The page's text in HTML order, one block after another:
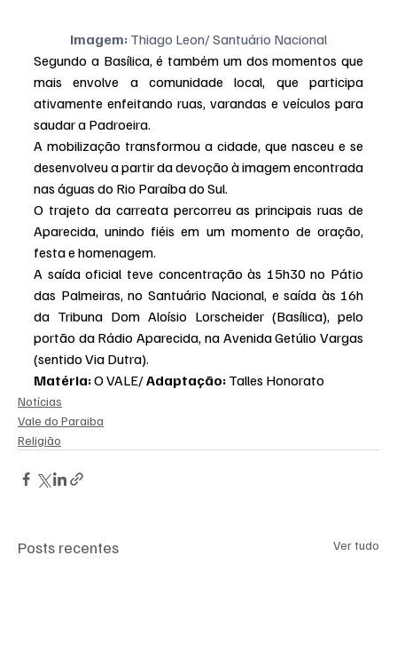
Imagem: Thiago Leon/ Santuário Nacional
Segundo a Basílica, é também um dos momentos que
mais envolve a comunidade local, que participa
ativamente enfeitando ruas, varandas e veículos para
saudar a Padroeira.
A mobilização transformou a cidade, que nasceu e se
desenvolveu a partir da devoção à imagem encontrada
nas águas do Rio Paraíba do Sul.
O trajeto da carreata percorreu as principais ruas de
Aparecida, unindo fiéis em um momento de oração,
festa e homenagem.
A saída oficial teve concentração às 15h30 no Pátio
das Palmeiras, no Santuário Nacional, e saída às 16h
da Tribuna Dom Aloísio Lorscheider (Basílica), pelo
portão da Rádio Aparecida, na Avenida Getúlio Vargas
(sentido Via Dutra).
Matéria: O VALE/ Adaptação: Talles Honorato
Notícias
Vale do Paraiba
Religião
Posts recentes Ver tudo